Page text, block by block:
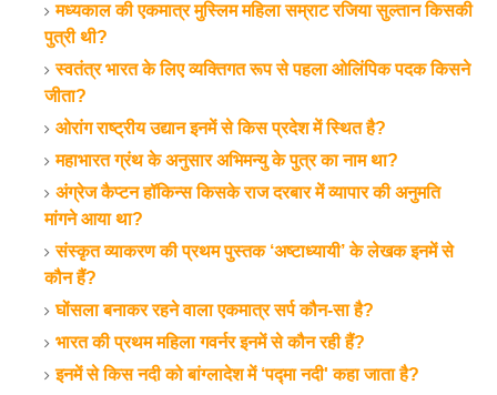
मध्यकाल की एकमात्र मुस्लिम महिला सम्राट रजिया सुल्तान किसकी
पुत्री थी?
स्वतंत्र भारत के लिए व्यक्तिगत रूप से पहला ओलिंपिक पदक किसने
जीता?
ओरांग राष्ट्रीय उद्यान इनमें से किस प्रदेश में स्थित है?
महाभारत ग्रंथ के अनुसार अभिमन्यु के पुत्र का नाम था?
अंग्रेज कैप्टन हॉकिन्स किसके राज दरबार में व्यापार की अनुमति
मांगने आया था?
संस्कृत व्याकरण की प्रथम पुस्तक ‘अष्टाध्यायी’ के लेखक इनमें से
कौन हैं?
घोंसला बनाकर रहने वाला एकमात्र सर्प कौन-सा है?
भारत की प्रथम महिला गवर्नर इनमें से कौन रही हैं?
इनमें से किस नदी को बांग्लादेश में ‘पद्मा नदी' कहा जाता है?